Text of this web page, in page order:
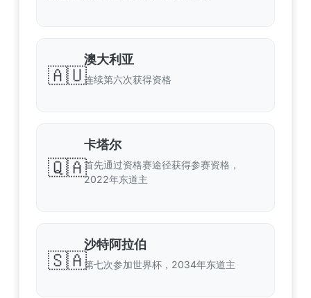
🇦🇺
澳大利亚
连续第六次获得资格
🇶🇦
卡塔尔
首先通过资格赛途径获得参赛资格，
2022年东道主
🇸🇦
沙特阿拉伯
第七次参加世界杯，2034年东道主